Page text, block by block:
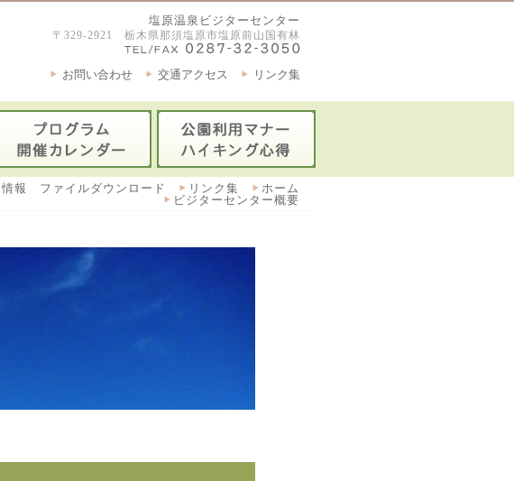
塩原温泉ビジターセンター
〒329-2921 栃木県那須塩原市塩原前山国有林
リンク集
交通アクセス
お問い合わせ
ホーム
リンク集
情報 ファイルダウンロード
ビジターセンター概要